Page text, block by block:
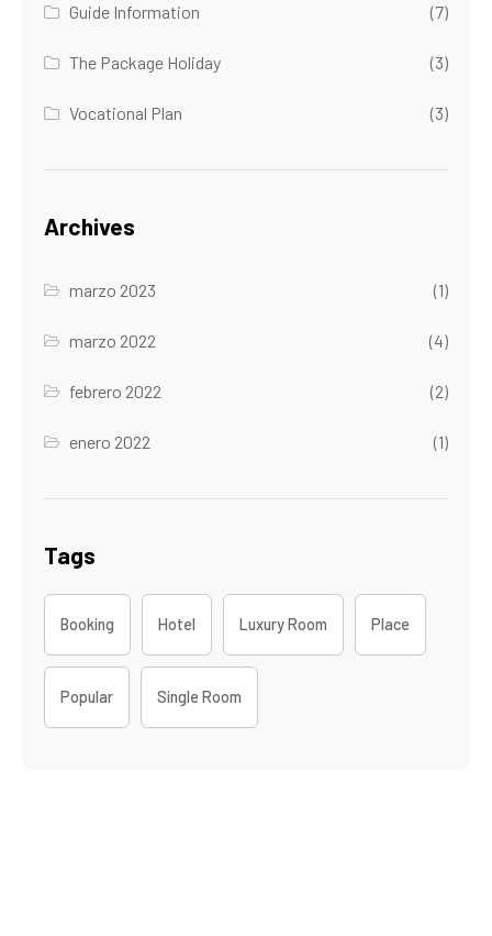
Guide Information (7)
The Package Holiday (3)
Vocational Plan (3)
Archives
marzo 2023 (1)
marzo 2022 (4)
febrero 2022 (2)
enero 2022 (1)
Tags
Booking Hotel Luxury Room Place
Popular Single Room